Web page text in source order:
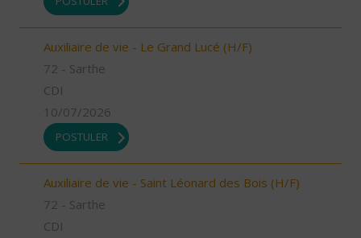
Auxiliaire de vie - Le Grand Lucé (H/F)
72 - Sarthe
CDI
10/07/2026
POSTULER
Auxiliaire de vie - Saint Léonard des Bois (H/F)
72 - Sarthe
CDI